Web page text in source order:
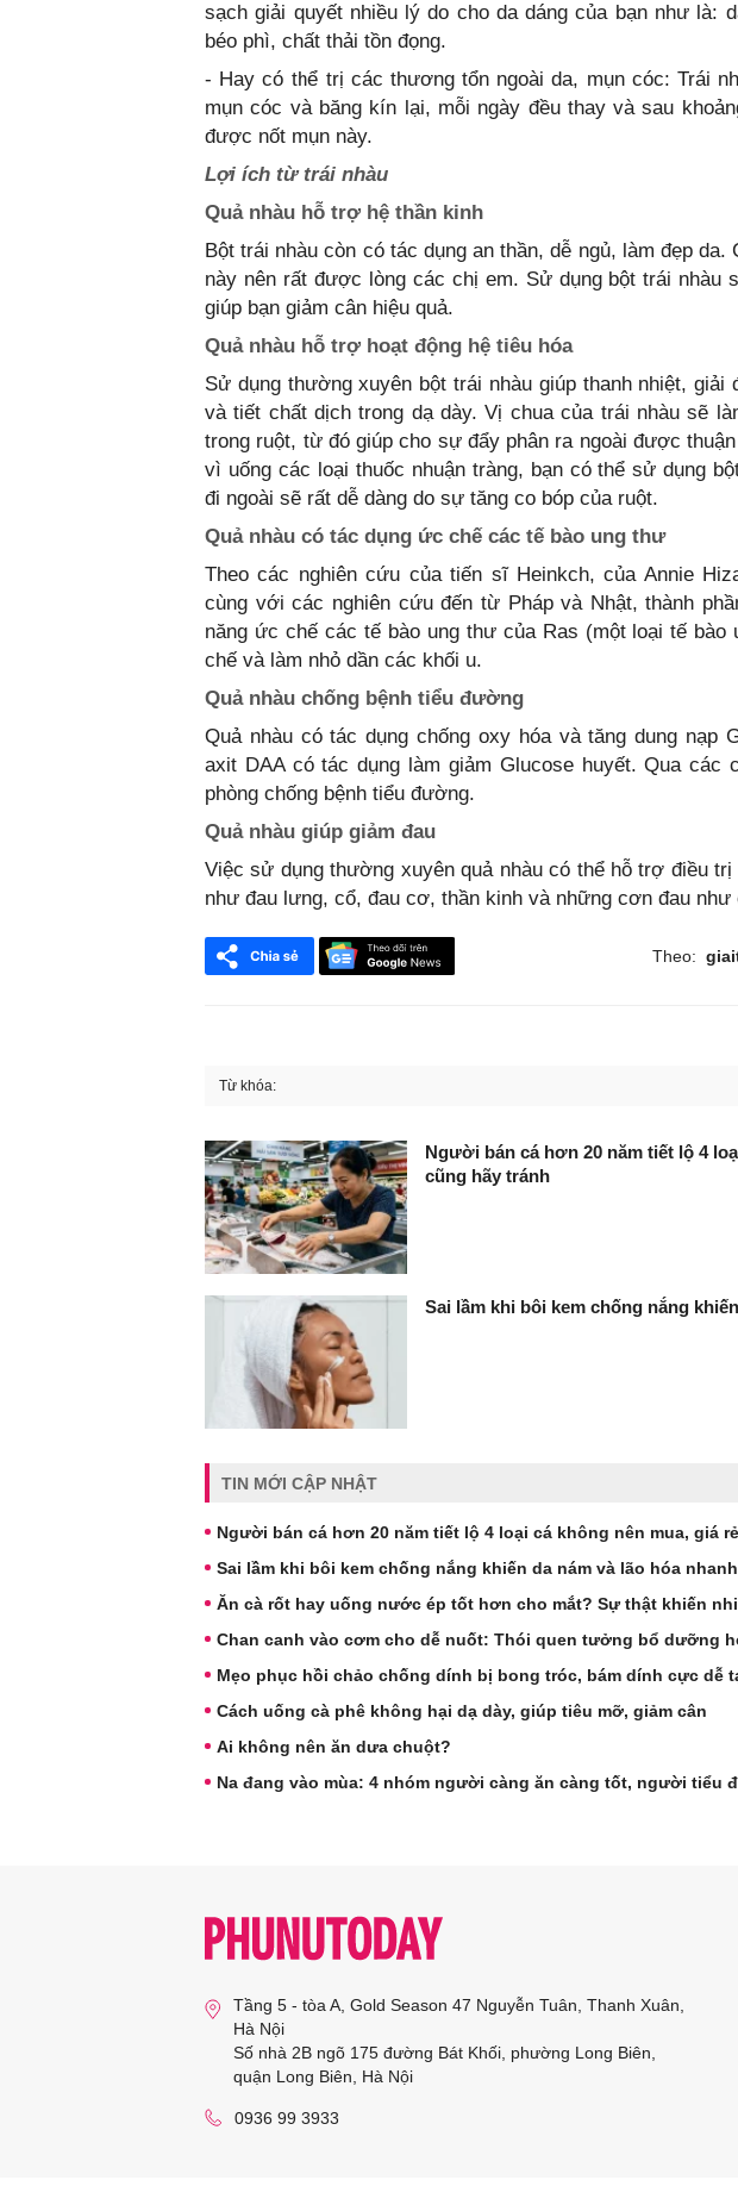
sạch giải quyết nhiều lý do cho da dáng của bạn như là:
béo phì, chất thải tồn đọng.
- Hay có thể trị các thương tổn ngoài da, mụn cóc: Trái
mụn cóc và băng kín lại, mỗi ngày đều thay và sau
được nốt mụn này.
Lợi ích từ trái nhàu
Quả nhàu hỗ trợ hệ thần kinh
Bột trái nhàu còn có tác dụng an thần, dễ ngủ, làm đẹp
này nên rất được lòng các chị em. Sử dụng bột trái nhàu
giúp bạn giảm cân hiệu quả.
Quả nhàu hỗ trợ hoạt động hệ tiêu hóa
Sử dụng thường xuyên bột trái nhàu giúp thanh nhiệt, giải
và tiết chất dịch trong dạ dày. Vị chua của trái nhàu sẽ
trong ruột, từ đó giúp cho sự đẩy phân ra ngoài được
vì uống các loại thuốc nhuận tràng, bạn có thể sử dụng
đi ngoài sẽ rất dễ dàng do sự tăng co bóp của ruột.
Quả nhàu có tác dụng ức chế các tế bào ung thư
Theo các nghiên cứu của tiến sĩ Heinkch, của Annie
cùng với các nghiên cứu đến từ Pháp và Nhật, thành
năng ức chế các tế bào ung thư của Ras (một loại tế bào
chế và làm nhỏ dần các khối u.
Quả nhàu chống bệnh tiểu đường
Quả nhàu có tác dụng chống oxy hóa và tăng dung nạp
axit DAA có tác dụng làm giảm Glucose huyết. Qua
phòng chống bệnh tiểu đường.
Quả nhàu giúp giảm đau
Việc sử dụng thường xuyên quả nhàu có thể hỗ trợ điều
như đau lưng, cổ, đau cơ, thần kinh và những cơn đau như
Theo:
Từ khóa:
Người bán cá hơn 20 năm tiết lộ 4
cũng hãy tránh
Sai lầm khi bôi kem chống nắng
TIN MỚI CẬP NHẬT
Người bán cá hơn 20 năm tiết lộ 4 loại cá không nên mua, giá
Sai lầm khi bôi kem chống nắng khiến da nám và lão hóa
Ăn cà rốt hay uống nước ép tốt hơn cho mắt? Sự thật khiến
Chan canh vào cơm cho dễ nuốt: Thói quen tưởng bổ dưỡng
Mẹo phục hồi chảo chống dính bị bong tróc, bám dính cực dễ
Cách uống cà phê không hại dạ dày, giúp tiêu mỡ, giảm cân
Ai không nên ăn dưa chuột?
Na đang vào mùa: 4 nhóm người càng ăn càng tốt, người tiểu
Tầng 5 - tòa A, Gold Season 47 Nguyễn Tuân, Thanh Xuân,
Hà Nội
Số nhà 2B ngõ 175 đường Bát Khối, phường Long Biên,
quận Long Biên, Hà Nội
0936 99 3933